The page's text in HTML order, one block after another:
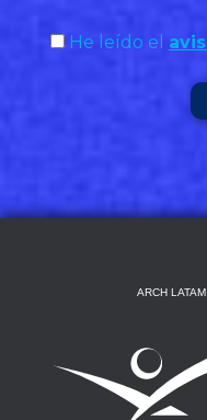
He leído el
ARCH